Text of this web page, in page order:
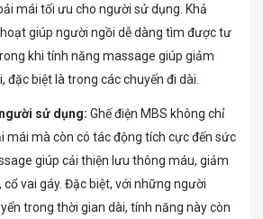
mái tối ưu cho người sử dụng. Khả
giúp người ngồi dễ dàng tìm được tư
khi tính năng massage giúp giảm
đặc biệt là trong các chuyến đi dài.
sử dụng: Ghế điện MBS không chỉ
mái mà còn có tác động tích cực đến sức
giúp cải thiện lưu thông máu, giảm
vai gáy. Đặc biệt, với những người
trong thời gian dài, tính năng này còn